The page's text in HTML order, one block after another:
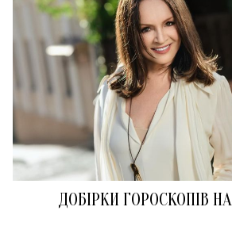
ДОБІРКИ ГОРОСКОПІВ